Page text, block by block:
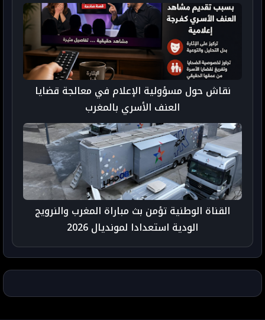
نقاش حول مسؤولية الإعلام في معالجة قضايا
العنف الأسري بالمغرب
القناة الوطنية تؤمن بث مباراة المغرب والنرويج
الودية استعدادا لمونديال 2026